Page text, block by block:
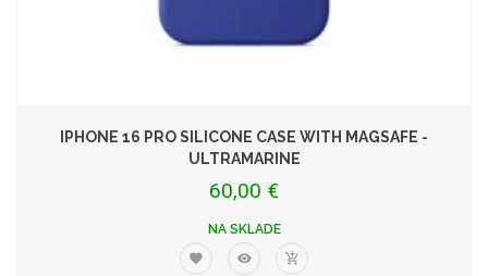
IPHONE 16 PRO SILICONE CASE WITH MAGSAFE -
ULTRAMARINE
60,00 €
NA SKLADE